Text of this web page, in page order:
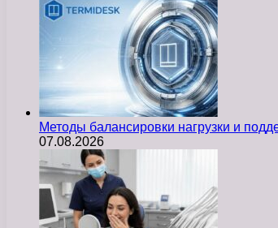
Методы балансировки нагрузки и
07.08.2026